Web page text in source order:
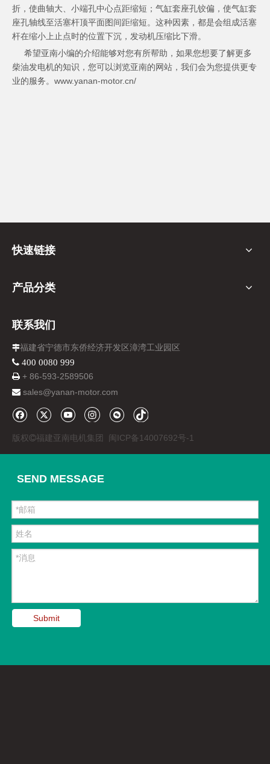
折，使曲轴大、小端孔中心点距缩短；气缸套座孔铰偏，使气缸套
座孔轴线至活塞杆顶平面图间距缩短。这种因素，都是会组成活塞
杆在缩小上止点时的位置下沉，发动机压缩比下滑。
希望亚南小编的介绍能够对您有所帮助，如果您想要了解更多
柴油发电机的知识，您可以浏览亚南的网站，我们会为您提供更专
业的服务。www.yanan-motor.cn/
快速链接
产品分类
联系我们
福建省宁德市东侨经济开发区漳湾工业园区
 400 0080 999
 + 86-593-2589506
 sales@yanan-motor.com
版权福建亚南电机集团 闽ICP备14007692号-1
SEND MESSAGE
Submit